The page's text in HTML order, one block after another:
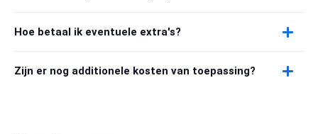
Hoe betaal ik eventuele extra's?
Zijn er nog additionele kosten van toepassing?